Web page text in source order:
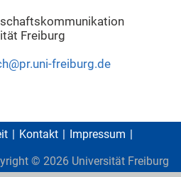
Freiburg
freiburg.de
Kontakt
Impressum
© 2026 Universität Freiburg